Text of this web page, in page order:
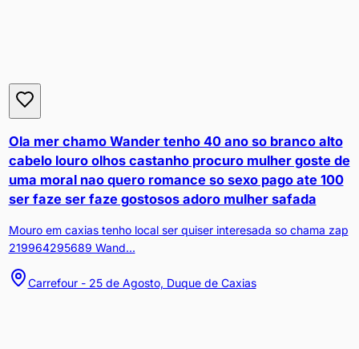
Ola mer chamo Wander tenho 40 ano so branco alto
cabelo louro olhos castanho procuro mulher goste de
uma moral nao quero romance so sexo pago ate 100
ser faze ser faze gostosos adoro mulher safada
Mouro em caxias tenho local ser quiser interesada so chama zap
219964295689 Wand...
Carrefour - 25 de Agosto, Duque de Caxias